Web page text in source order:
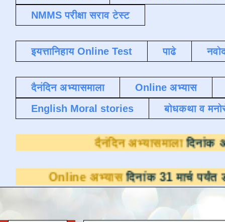
NMMS परीक्षा सराव टेस्ट
इयत्तानिहाय Online Test पाढे
दैनंदिन अभ्यासमाला
Online अभ्यास
English Moral stories
बोधकथा व
दैनंदिन
अभ्यासदिनांक 31 मार्च पर्यंत